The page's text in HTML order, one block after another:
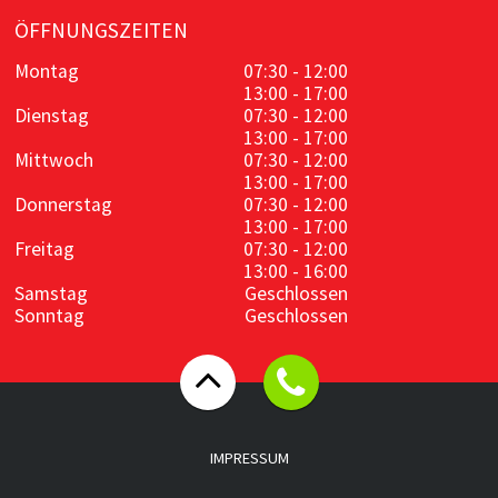
ÖFFNUNGSZEITEN
Montag
07:30 - 12:00
13:00 - 17:00
Dienstag
07:30 - 12:00
13:00 - 17:00
Mittwoch
07:30 - 12:00
13:00 - 17:00
Donnerstag
07:30 - 12:00
13:00 - 17:00
Freitag
07:30 - 12:00
13:00 - 16:00
Samstag
Geschlossen
Sonntag
Geschlossen
IMPRESSUM